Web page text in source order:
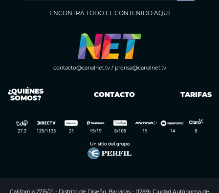
ENCONTRÁ TODO EL CONTENIDO AQUÍ
contacto@canalnet.tv/ prensa@canalnet.tv
¿QUIÉNES
SOMOS? CONTACTO TARIFAS
California 2715/21 - Distrito de Diseño, Barracas - (1289) Ciudad Autónoma de